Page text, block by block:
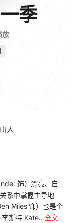
季
放
大
饰）漂亮、自
系中掌握主导地
Miles 饰）也是个
李斯特 Kate...全文